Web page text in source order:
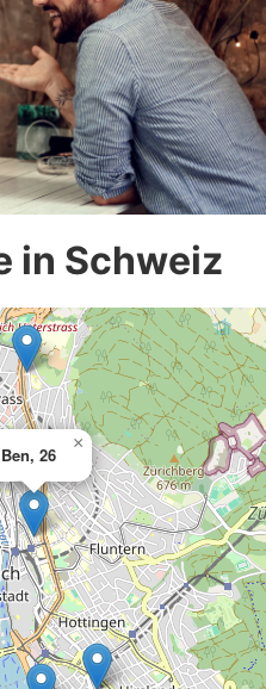
in Schweiz
Ben, 26
×